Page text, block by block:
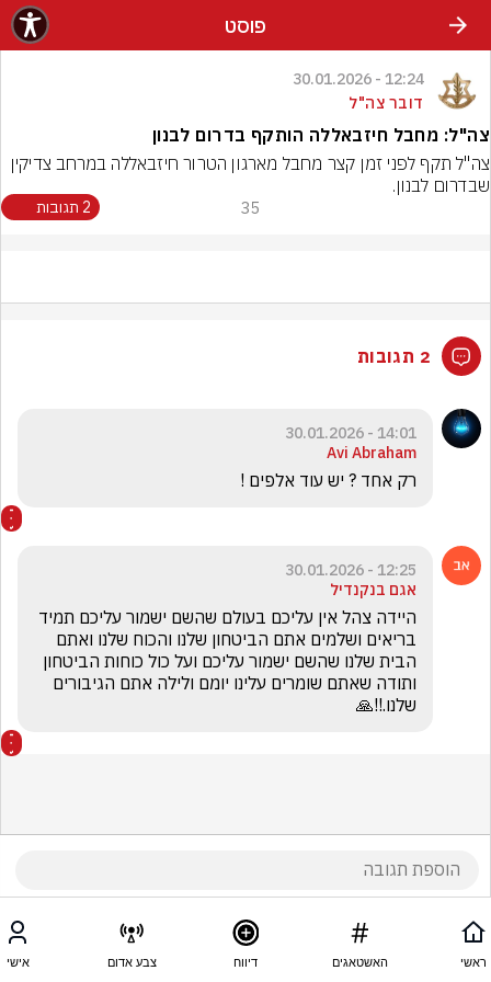
פוסט
12:24 - 30.01.2026
דובר צה"ל
צה"ל: מחבל חיזבאללה הותקף בדרום לבנון
שבדרום לבנון.
35 2 תגובות
2 תגובות
14:01 - 30.01.2026
Avi Abraham
רק אחד ? יש עוד אלפים !
12:25 - 30.01.2026
אגם בנקנדיל
שלנו.!!🙏
ראשי האשטאגים דיווח צבע אדום אישי